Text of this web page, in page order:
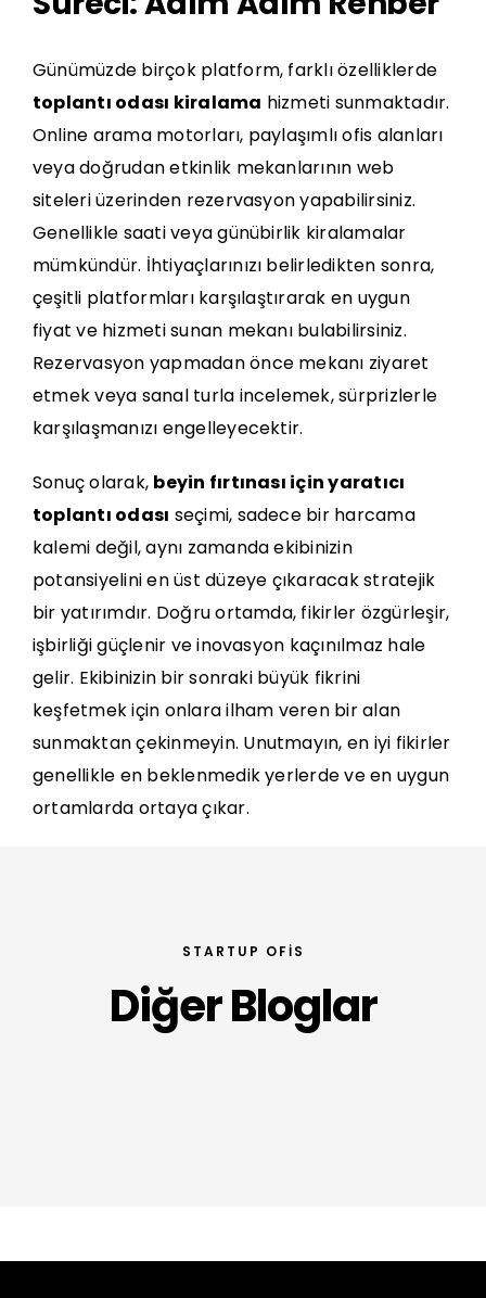
Günümüzde birçok platform, farklı özelliklerde
toplantı odası kiralama hizmeti sunmaktadır.
Online arama motorları, paylaşımlı ofis alanları
veya doğrudan etkinlik mekanlarının web
siteleri üzerinden rezervasyon yapabilirsiniz.
Genellikle saati veya günübirlik kiralamalar
mümkündür. İhtiyaçlarınızı belirledikten sonra,
çeşitli platformları karşılaştırarak en uygun
fiyat ve hizmeti sunan mekanı bulabilirsiniz.
Rezervasyon yapmadan önce mekanı ziyaret
etmek veya sanal turla incelemek, sürprizlerle
karşılaşmanızı engelleyecektir.
Sonuç olarak, beyin fırtınası için yaratıcı
toplantı odası seçimi, sadece bir harcama
kalemi değil, aynı zamanda ekibinizin
potansiyelini en üst düzeye çıkaracak stratejik
bir yatırımdır. Doğru ortamda, fikirler özgürleşir,
işbirliği güçlenir ve inovasyon kaçınılmaz hale
gelir. Ekibinizin bir sonraki büyük fikrini
keşfetmek için onlara ilham veren bir alan
sunmaktan çekinmeyin. Unutmayın, en iyi fikirler
genellikle en beklenmedik yerlerde ve en uygun
ortamlarda ortaya çıkar.
STARTUP OFIS
Diğer Bloglar